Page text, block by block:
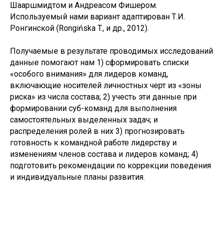
Шааршмидтом и Андреасом Фишером.
Используемый нами вариант адаптирован Т.И.
Ронгинской (Rongińska T., и др., 2012).
Получаемые в результате проводимых исследований
данные помогают нам 1) сформировать списки
«особого внимания» для лидеров команд,
включающие носителей личностных черт из «зоны
риска» из числа состава; 2) учесть эти данные при
формировании суб-команд для выполнения
самостоятельных выделенных задач; и
распределения ролей в них 3) прогнозировать
готовность к командной работе лидерству и
изменениям членов состава и лидеров команд; 4)
подготовить рекомендации по коррекции поведения
и индивидуальные планы развития.